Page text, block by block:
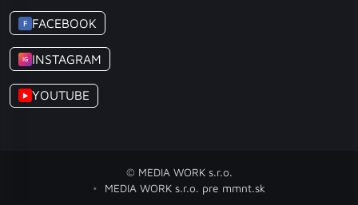
F FACEBOOK
IG INSTAGRAM
▶ YOUTUBE
© MEDIA WORK s.r.o.
MEDIA WORK s.r.o. pre mmnt.sk